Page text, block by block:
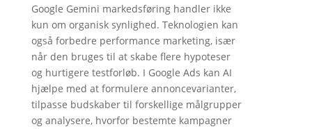
Google Gemini markedsføring handler ikke
kun om organisk synlighed. Teknologien kan
også forbedre performance marketing, især
når den bruges til at skabe flere hypoteser
og hurtigere testforløb. I Google Ads kan AI
hjælpe med at formulere annoncevarianter,
tilpasse budskaber til forskellige målgrupper
og analysere, hvorfor bestemte kampagner